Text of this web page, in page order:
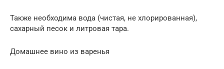
Также необходима вода (чистая, не хлорированная),
сахарный песок и литровая тара.
Домашнее вино из варенья